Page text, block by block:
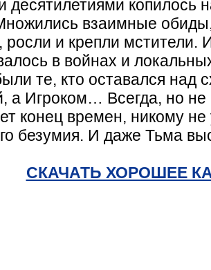
десятилетиями копилось
взаимные обиды,
росли и крепли мстители.
в войнах и
те, кто оставался над
а Игроком… Всегда, но не
конец времен, никому
безумия. И даже Тьма
СКАЧАТЬ ХОРОШЕЕ